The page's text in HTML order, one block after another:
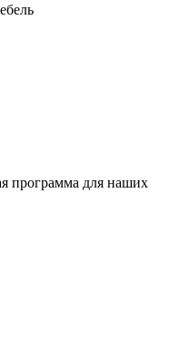
программа для наших